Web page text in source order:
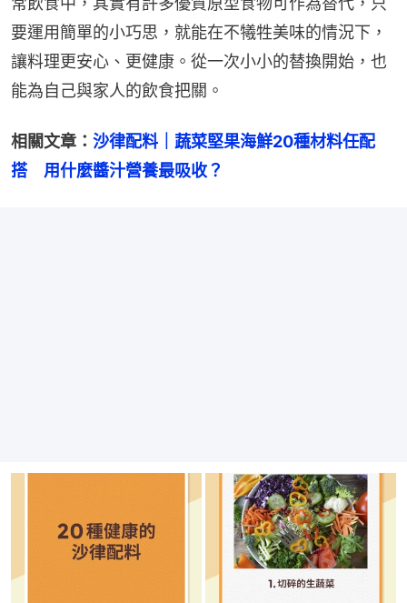
要運用簡單的小巧思，就能在不犧牲美味的情況下，
讓料理更安心、更健康。從一次小小的替換開始，也
能為自己與家人的飲食把關。
相關文章： 沙律配料｜蔬菜堅果海鮮20種材料任配
搭　用什麼醬汁營養最吸收？